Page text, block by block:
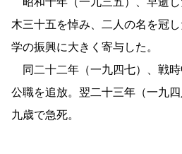
木三十五を悼み、二人の名を冠
学の振興に大きく寄与した。
同二十二年（一九四七）、戦時
公職を追放。翌二十三年（一九
九歳で急死。